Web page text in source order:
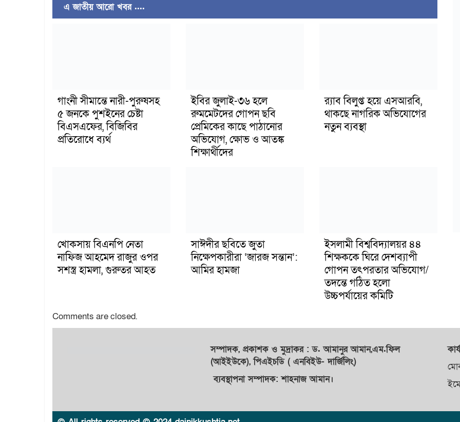
এ জাতীয় আরো খবর ....
গাংনী সীমান্তে নারী-পুরুষসহ
৫ জনকে পুশইনের চেষ্টা
বিএসএফের, বিজিবির
প্রতিরোধে ব্যর্থ
ইবির জুলাই-৩৬ হলে
রুমমেটদের গোপন ছবি
প্রেমিকের কাছে পাঠানোর
অভিযোগ, ক্ষোভ ও আতঙ্ক
শিক্ষার্থীদের
র‍্যাব বিলুপ্ত হয়ে এসআরবি,
থাকছে নাগরিক অভিযোগের
নতুন ব্যবস্থা
খোকসায় বিএনপি নেতা
নাফিজ আহমেদ রাজুর ওপর
সশস্ত্র হামলা, গুরুতর আহত
সাঈদীর ছবিতে জুতা
নিক্ষেপকারীরা ‘জারজ সন্তান’:
আমির হামজা
ইসলামী বিশ্ববিদ্যালয়র ৪৪
শিক্ষককে ঘিরে দেশব্যাপী
গোপন তৎপরতার অভিযোগ/
তদন্তে গঠিত হলো
উচ্চপর্যায়ের কমিটি
Comments are closed.
সম্পাদক, প্রকাশকওমুদ্রাকর: ড. আমানুর আমান,এম.ফিল
(আইইউকে), পিএইচডি ( এনবিইউ- দার্জিলিং)
ব্যবস্থাপনা সম্পাদক: শাহনাজ আমান।